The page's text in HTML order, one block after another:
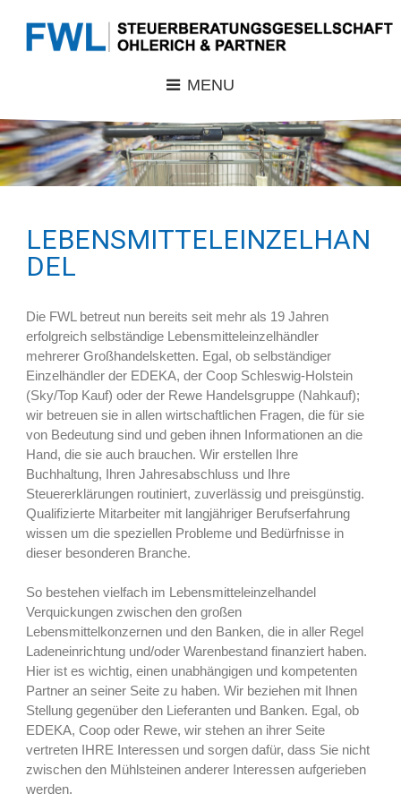
MENU
LEBENSMITTELEINZELHAN
DEL
Die FWL betreut nun bereits seit mehr als 19 Jahren
erfolgreich selbständige Lebensmitteleinzelhändler
mehrerer Großhandelsketten. Egal, ob selbständiger
Einzelhändler der EDEKA, der Coop Schleswig-Holstein
(Sky/Top Kauf) oder der Rewe Handelsgruppe (Nahkauf);
wir betreuen sie in allen wirtschaftlichen Fragen, die für sie
von Bedeutung sind und geben ihnen Informationen an die
Hand, die sie auch brauchen. Wir erstellen Ihre
Buchhaltung, Ihren Jahresabschluss und Ihre
Steuererklärungen routiniert, zuverlässig und preisgünstig.
Qualifizierte Mitarbeiter mit langjähriger Berufserfahrung
wissen um die speziellen Probleme und Bedürfnisse in
dieser besonderen Branche.
So bestehen vielfach im Lebensmitteleinzelhandel
Verquickungen zwischen den großen
Lebensmittelkonzernen und den Banken, die in aller Regel
Ladeneinrichtung und/oder Warenbestand finanziert haben.
Hier ist es wichtig, einen unabhängigen und kompetenten
Partner an seiner Seite zu haben. Wir beziehen mit Ihnen
Stellung gegenüber den Lieferanten und Banken. Egal, ob
EDEKA, Coop oder Rewe, wir stehen an ihrer Seite
vertreten IHRE Interessen und sorgen dafür, dass Sie nicht
zwischen den Mühlsteinen anderer Interessen aufgerieben
werden.